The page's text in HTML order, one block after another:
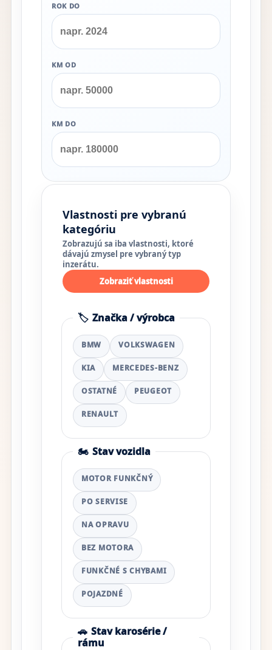
ROK DO
KM OD
KM DO
Vlastnosti pre vybranú
kategóriu
Zobrazujú sa iba vlastnosti, ktoré
dávajú zmysel pre vybraný typ
inzerátu.
Zobraziť vlastnosti
🏷️ Značka / výrobca
BMW VOLKSWAGEN
KIA MERCEDES-BENZ
OSTATNÉ PEUGEOT
RENAULT
🏍️ Stav vozidla
MOTOR FUNKČNÝ
PO SERVISE
NA OPRAVU
BEZ MOTORA
FUNKČNÉ S CHYBAMI
POJAZDNÉ
🚗 Stav karosérie /
rámu